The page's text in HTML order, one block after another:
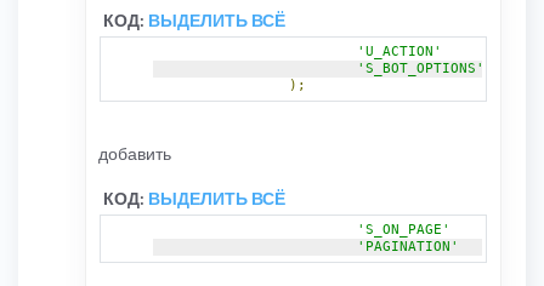
КОД: ВЫДЕЛИТЬ ВСЁ
'U_ACTION'
'S_BOT_OPTIONS'
);
добавить
КОД: ВЫДЕЛИТЬ ВСЁ
'S_ON_PAGE'
'PAGINATION'